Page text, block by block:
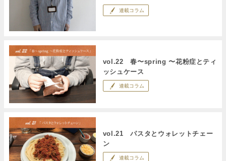
連載コラム
vol.22 春〜spring 〜花粉症とティ
ッシュケース
連載コラム
vol.21 パスタとウォレットチェー
ン
連載コラム